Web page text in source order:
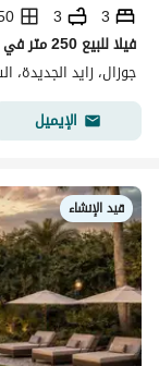
3
3
250
جوزال، زايد الجديدة،
الإيميل
قيد الإنشاء